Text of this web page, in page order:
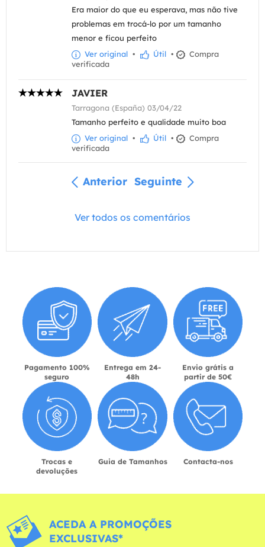
Era maior do que eu esperava, mas não tive
problemas em trocá-lo por um tamanho
menor e ficou perfeito
Ver original • Útil •
Compra
verificada
JAVIER
Tarragona (España) 03/04/22
Tamanho perfeito e qualidade muito boa
Ver original • Útil •
Compra
verificada
Anterior Seguinte
Ver todos os comentários
Pagamento 100%
seguro
Entrega em 24-
48h
Envio grátis a
partir de 50€
Trocas e
devoluções
Guia de Tamanhos Contacta-nos
ACEDA A PROMOÇÕES
EXCLUSIVAS*